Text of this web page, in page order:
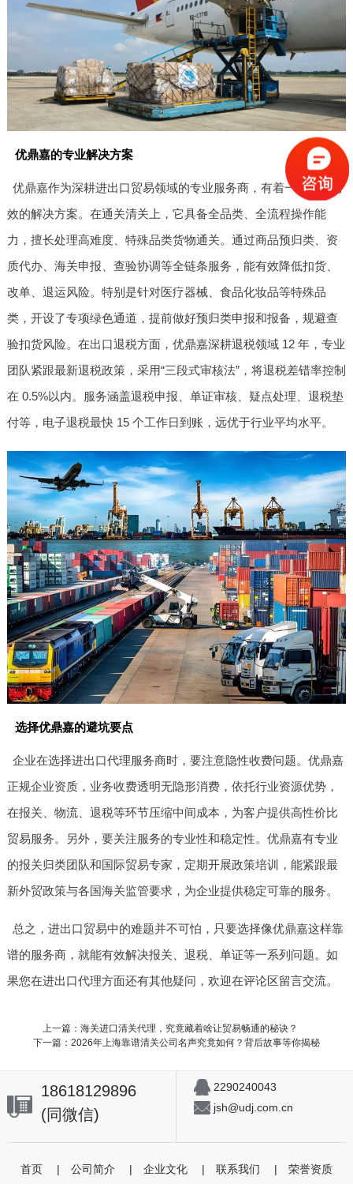
优鼎嘉的专业解决方案
优鼎嘉作为深耕进出口贸易领域的专业服务商，有着一套行之有
效的解决方案。在通关清关上，它具备全品类、全流程操作能
力，擅长处理高难度、特殊品类货物通关。通过商品预归类、资
质代办、海关申报、查验协调等全链条服务，能有效降低扣货、
改单、退运风险。特别是针对医疗器械、食品化妆品等特殊品
类，开设了专项绿色通道，提前做好预归类申报和报备，规避查
验扣货风险。在出口退税方面，优鼎嘉深耕退税领域 12 年，专业
团队紧跟最新退税政策，采用“三段式审核法”，将退税差错率控制
在 0.5%以内。服务涵盖退税申报、单证审核、疑点处理、退税垫
付等，电子退税最快 15 个工作日到账，远优于行业平均水平。
选择优鼎嘉的避坑要点
企业在选择进出口代理服务商时，要注意隐性收费问题。优鼎嘉
正规企业资质，业务收费透明无隐形消费，依托行业资源优势，
在报关、物流、退税等环节压缩中间成本，为客户提供高性价比
贸易服务。另外，要关注服务的专业性和稳定性。优鼎嘉有专业
的报关归类团队和国际贸易专家，定期开展政策培训，能紧跟最
新外贸政策与各国海关监管要求，为企业提供稳定可靠的服务。
总之，进出口贸易中的难题并不可怕，只要选择像优鼎嘉这样靠
谱的服务商，就能有效解决报关、退税、单证等一系列问题。如
果您在进出口代理方面还有其他疑问，欢迎在评论区留言交流。
上一篇：海关进口清关代理，究竟藏着啥让贸易畅通的秘诀？
下一篇：2026年上海靠谱清关公司名声究竟如何？背后故事等你揭秘
18618129896
(同微信)
2290240043
jsh@udj.com.cn
首页 | 公司简介 | 企业文化 | 联系我们 | 荣誉资质